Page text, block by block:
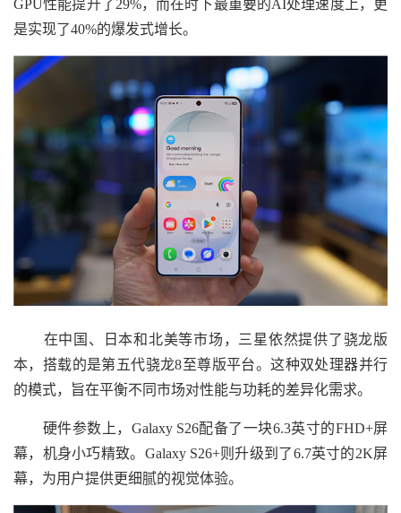
GPU性能提升了29%，而在时下最重要的AI处理速度上，更
是实现了40%的爆发式增长。
在中国、日本和北美等市场，三星依然提供了骁龙版
本，搭载的是第五代骁龙8至尊版平台。这种双处理器并行
的模式，旨在平衡不同市场对性能与功耗的差异化需求。
硬件参数上，Galaxy S26配备了一块6.3英寸的FHD+屏
幕，机身小巧精致。Galaxy S26+则升级到了6.7英寸的2K屏
幕，为用户提供更细腻的视觉体验。